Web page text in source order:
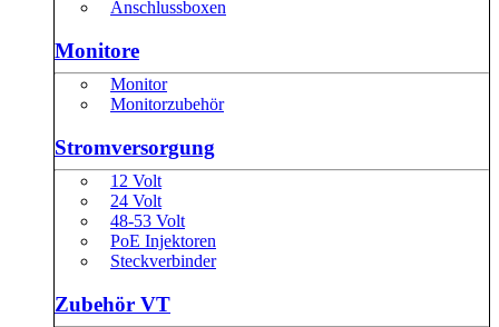
Anschlussboxen
Monitore
Monitor
Monitorzubehör
Stromversorgung
12 Volt
24 Volt
48-53 Volt
PoE Injektoren
Steckverbinder
Zubehör VT